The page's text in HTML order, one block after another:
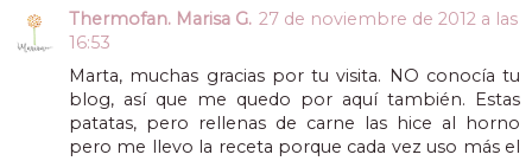
Thermofan. Marisa G. 27 de noviembre de 2012 a las
16:53
Marta, muchas gracias por tu visita. NO conocía tu
blog, así que me quedo por aquí también. Estas
patatas, pero rellenas de carne las hice al horno
pero me llevo la receta porque cada vez uso más el